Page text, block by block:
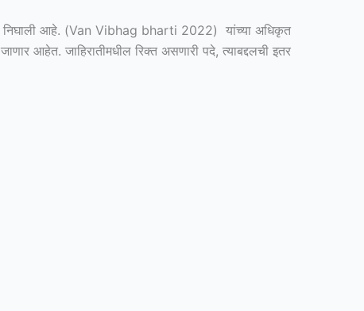
निघाली आहे. (Van Vibhag bharti 2022) यांच्या अधिकृत
आहेत. जाहिरातीमधील रिक्त असणारी पदे, त्याबद्दलची इतर